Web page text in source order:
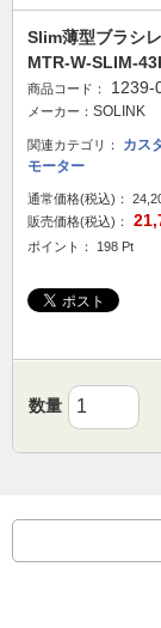
Slim薄型ブラシ
MTR-W-SLIM-
商品コード： 1239-
メーカー： SOLINK
関連カテゴリ： カス
モーター
通常価格(税込)：
販売価格(税込)：
ポイント： 198 Pt
数量